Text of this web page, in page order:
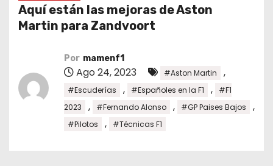
Aquí están las mejoras de Aston
Martin para Zandvoort
Por mamenf1
Ago 24, 2023 #Aston Martin ,
#Escuderías , #Españoles en la F1 ,
#F1
2023
, #Fernando Alonso , #GP Paises Bajos ,
#Pilotos , #Técnicas F1